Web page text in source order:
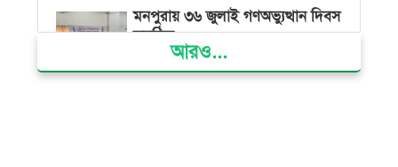
মনপুরায় ৩৬ জুলাই গণঅভ্যুত্থান দিবস
অনুষ্ঠিত
আরও...